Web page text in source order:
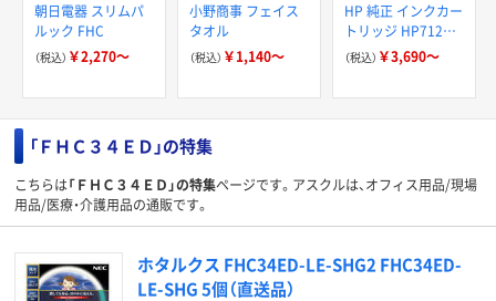
朝日電器 スリムパ
ルック FHC
（税込） ￥2,270～
小野商事 フェイス
タオル
（税込） ￥1,140～
HP 純正 インクカー
トリッジ HP712シ
リーズ
（税込） ￥3,690～
「ＦＨＣ３４ＥＤ」の特集
こちらは「ＦＨＣ３４ＥＤ」の特集ページです。アスクルは、オフィス用品/現場
用品/医療・介護用品の通販です。
ホタルクス FHC34ED-LE-SHG2 FHC34ED-
LE-SHG 5個（直送品）